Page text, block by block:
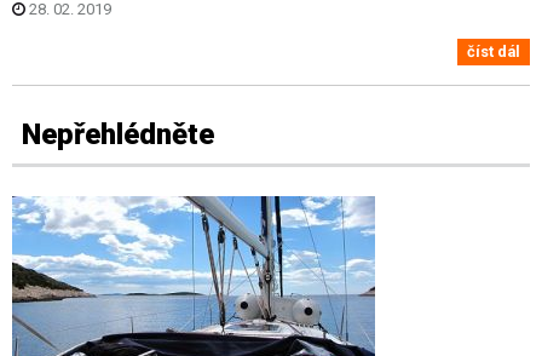
28. 02. 2019
číst dál
Nepřehlédněte